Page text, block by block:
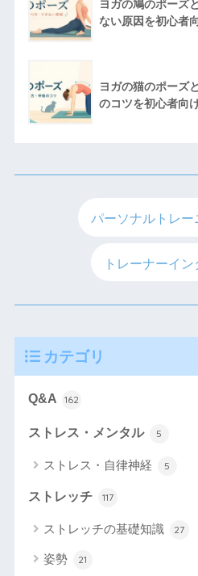
ヨガの鳩のポーズ
ない原因を初心者
ヨガの猫のポーズ
のコツを初心者向
パーソナルトレー
トレーナーイ
カテゴリ
Q&A 162
ストレス・メンタル 5
ストレス・自律神経 5
ストレッチ 117
ストレッチの基礎知識 27
姿勢 21